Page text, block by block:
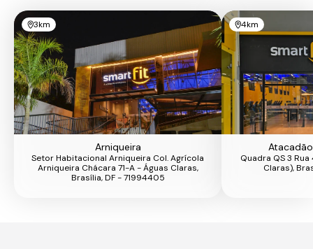
3km
Arniqueira
Setor Habitacional Arniqueira Col. Agrícola
Arniqueira Chácara 71-A - Águas Claras,
Brasília, DF - 71994405
4km
Quadra QS 3
Claras),